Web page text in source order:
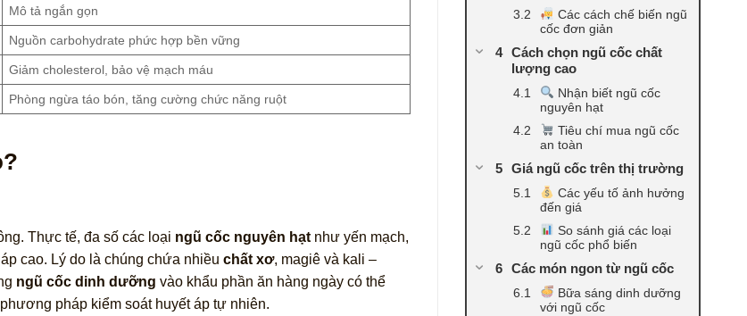
Mô tả ngắn gọn
Nguồn carbohydrate phức hợp bền vững
Giảm cholesterol, bảo vệ mạch máu
Phòng ngừa táo bón, tăng cường chức năng ruột
Thực tế, đa số các loại ngũ cốc nguyên hạt như yến mạch,
cao. Lý do là chúng chứa nhiều chất xơ, magiê và kali –
ngũ cốc dinh dưỡng vào khẩu phần ăn hàng ngày có thể
pháp kiểm soát huyết áp tự nhiên.
Các cách chế biến ngũ
cốc đơn giản
Cách chọn ngũ cốc chất
lượng cao
Nhận biết ngũ cốc
nguyên hạt
Tiêu chí mua ngũ cốc
an toàn
Giá ngũ cốc trên thị trường
Các yếu tố ảnh hưởng
đến giá
So sánh giá các loại
ngũ cốc phổ biến
Các món ngon từ ngũ cốc
Bữa sáng dinh dưỡng
với ngũ cốc